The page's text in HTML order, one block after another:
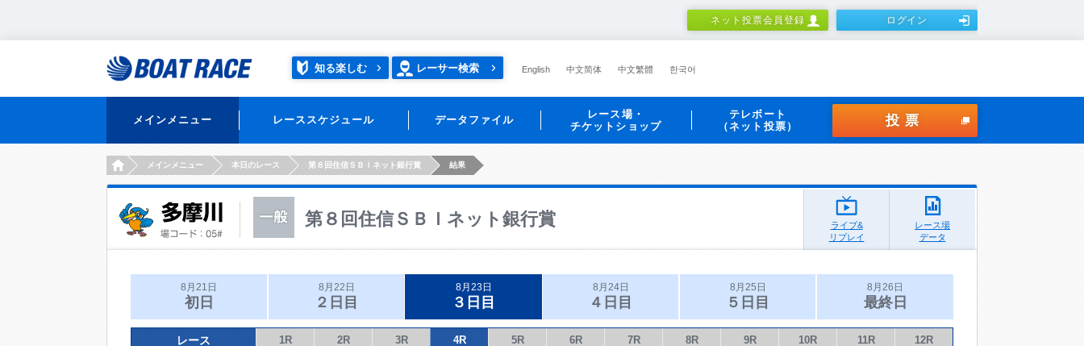
ネット投票会員登録 ログイン
知る楽しむ レーサー検索 English 中文简体 中文繁體 한국어
メインメニュー レーススケジュール データファイル
レース場・
チケットショップ
テレボート
（ネット投票）
投票
HOMEメインメニュー 本日のレース 第８回住信ＳＢＩネット銀行賞 結果
第８回住信ＳＢＩネット銀行賞
ライブ&
リプレイ
レース場
データ
8月21日
初日
8月22日
２日目
8月23日
３日目
8月24日
４日目
8月25日
５日目
8月26日
最終日
レース 1R 2R 3R 4R 5R 6R 7R 8R 9R 10R 11R 12R